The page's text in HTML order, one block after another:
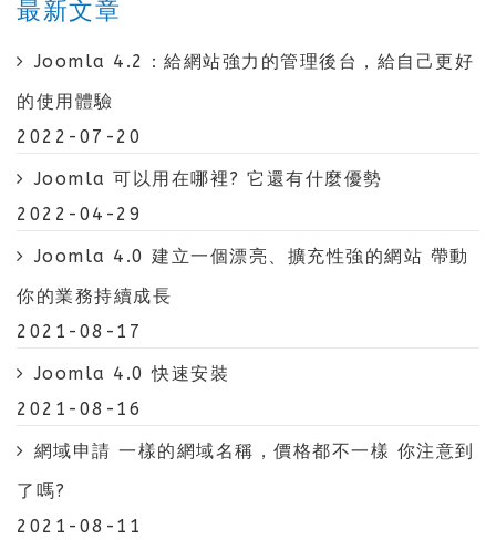
最新文章
Joomla 4.2：給網站強力的管理後台，給自己更好
的使用體驗
2022-07-20
Joomla 可以用在哪裡? 它還有什麼優勢
2022-04-29
Joomla 4.0 建立一個漂亮、擴充性強的網站 帶動
你的業務持續成長
2021-08-17
Joomla 4.0 快速安裝
2021-08-16
網域申請 一樣的網域名稱，價格都不一樣 你注意到
了嗎?
2021-08-11